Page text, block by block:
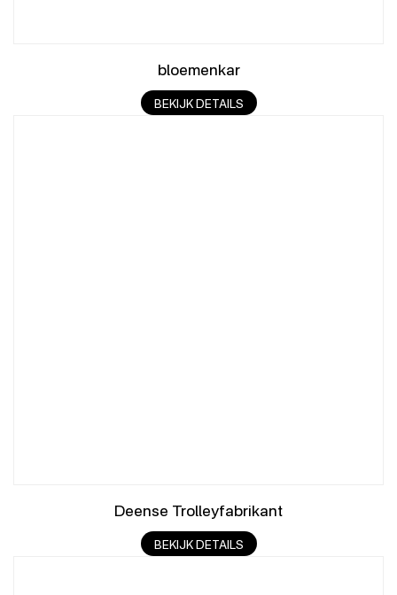
bloemenkar
BEKIJK DETAILS
Deense Trolleyfabrikant
BEKIJK DETAILS